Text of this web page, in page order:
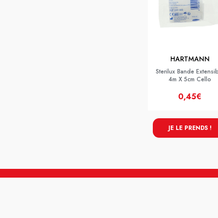
HARTMANN
Sterilux Bande
4m X 5cm Cello
0,45€
JE LE PRENDS !